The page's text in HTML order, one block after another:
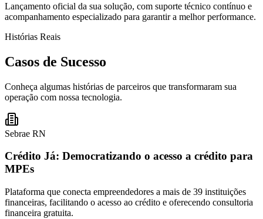
Lançamento oficial da sua solução, com suporte técnico contínuo e
acompanhamento especializado para garantir a melhor performance.
Histórias Reais
Casos de Sucesso
Conheça algumas histórias de parceiros que transformaram sua
operação com nossa tecnologia.
Sebrae RN
Crédito Já: Democratizando o acesso a crédito para
MPEs
Plataforma que conecta empreendedores a mais de 39 instituições
financeiras, facilitando o acesso ao crédito e oferecendo consultoria
financeira gratuita.